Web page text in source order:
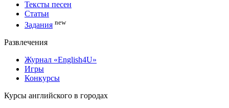
Тексты песен
Статьи
Задания new
Развлечения
Журнал «English4U»
Игры
Конкурсы
Курсы английского в городах